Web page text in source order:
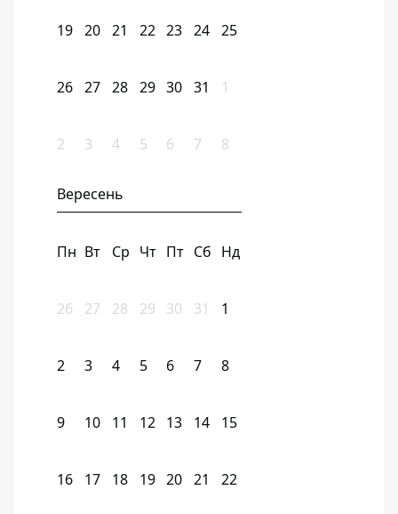
19 20 21 22 23 24 25
26 27 28 29 30 31 1
2 3 4 5 6 7 8
Вересень
Пн Вт Ср Чт Пт Сб Нд
26 27 28 29 30 31 1
2 3 4 5 6 7 8
9 10 11 12 13 14 15
16 17 18 19 20 21 22